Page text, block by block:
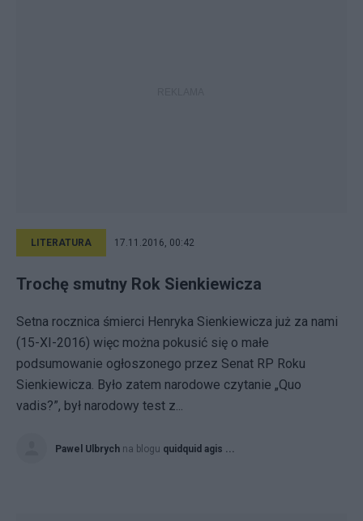
LITERATURA 17.11.2016, 00:42
Trochę smutny Rok Sienkiewicza
Setna rocznica śmierci Henryka Sienkiewicza już za nami
(15-XI-2016) więc można pokusić się o małe
podsumowanie ogłoszonego przez Senat RP Roku
Sienkiewicza. Było zatem narodowe czytanie „Quo
vadis?”, był narodowy test z...
Pawel Ulbrych na blogu quidquid agis ...